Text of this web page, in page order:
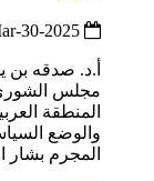
أ.د. صدقه بن
مجلس
المنطقة
والوضع
المجرم بشار